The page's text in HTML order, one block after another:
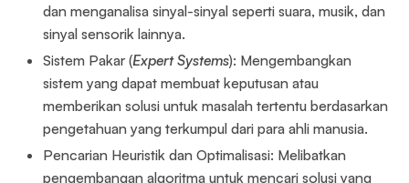
dan menganalisa sinyal-sinyal seperti suara, musik, dan
sinyal sensorik lainnya.
Sistem Pakar (Expert Systems): Mengembangkan
sistem yang dapat membuat keputusan atau
memberikan solusi untuk masalah tertentu berdasarkan
pengetahuan yang terkumpul dari para ahli manusia.
Pencarian Heuristik dan Optimalisasi: Melibatkan
pengembangan algoritma untuk mencari solusi yang